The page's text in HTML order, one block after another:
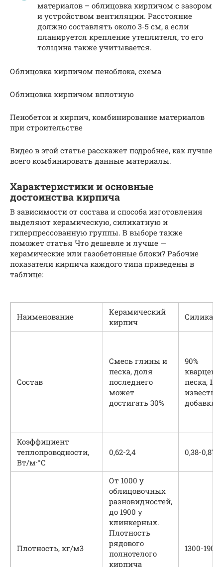
материалов – облицовка кирпичом с зазором
и устройством вентиляции. Расстояние
должно составлять около 3-5 см, а если
планируется крепление утеплителя, то его
толщина также учитывается.
Облицовка кирпичом пеноблока, схема
Облицовка кирпичом вплотную
Пенобетон и кирпич, комбинирование материалов
при строительстве
Видео в этой статье расскажет подробнее, как лучше
всего комбинировать данные материалы.
Характеристики и основные
достоинства кирпича
В зависимости от состава и способа изготовления
выделяют керамическую, силикатную и
гиперпрессованную группы. В выборе также
поможет статья Что дешевле и лучше —
керамические или газобетонные блоки? Рабочие
показатели кирпича каждого типа приведены в
таблице:
Наименование
Керамический
кирпич
Состав
Смесь глины и
песка, доля
последнего
может
достигать 30%
90%
песка, 10
известь и
добавки
Коэффициент
теплопроводности,
Вт/м·°С
0,62-2,4 0,38-0,87
Плотность, кг/м3
От 1000 у
облицовочных
разновидностей,
до 1900 у
клинкерных.
Плотность
рядового
полнотелого
кирпича
1300-1900